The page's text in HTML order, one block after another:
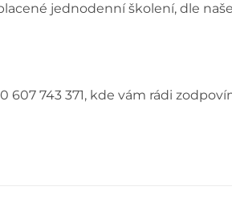
jednodenní školení, dle
743 371, kde vám rádi